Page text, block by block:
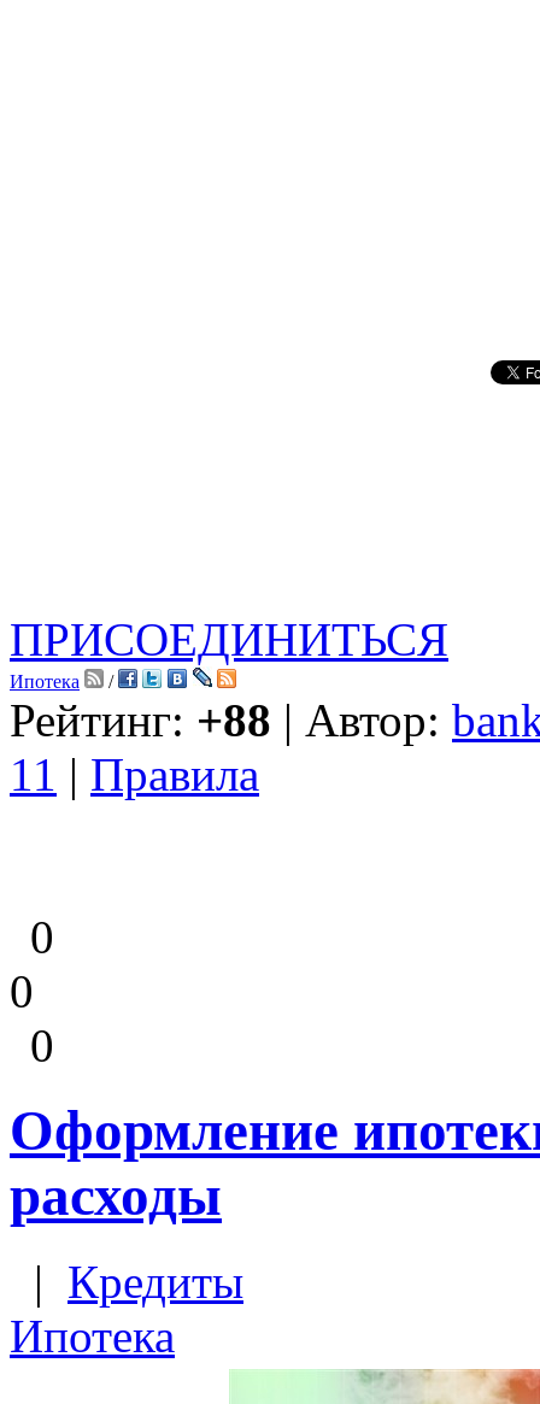
ПРИСОЕДИНИТЬСЯ
Ипотека /
Рейтинг: +88 | Автор:
11 | Правила
0
0
0
Оформление
расходы
| Кредиты
Ипотека